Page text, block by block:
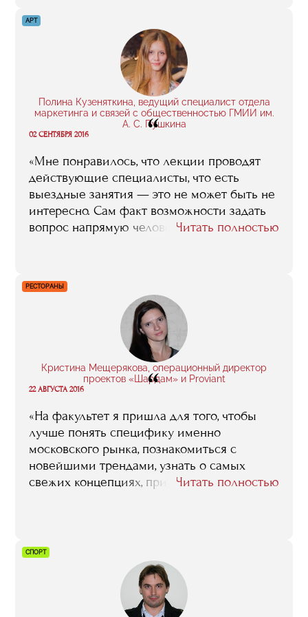
говорить, что за год я досконально изучил
все нюансы запуска интернет-проекта.
Но я точно могу сказать, что обучение
стало толчком в верном направлении.
Я стал лучше ориентироваться в этой
сфере: понял, как продвигать свои сервисы,
как работать с подрядчиками, как создавать
эффективную рекламу».
АРТ
Полина Кузеняткина, ведущий специалист отдела
маркетинга и связей с общественностью ГМИИ им.
А. С. Пушкина
“
02 СЕНТЯБРЯ 2016
«Мне понравилось, что лекции проводят
действующие специалисты, что есть
выездные занятия — это не может быть не
интересно. Сам факт возможности задать
вопрос напрямую человеку из индустрии
каждой давали задание, например,
посетить выставку, сделать обзор арт-
ярмарок, написать доклад, решить кейс.
Это помогает сразу влиться в работу».
Читать полностью
РЕСТОРАНЫ
Кристина Мещерякова, операционный директор
проектов «Шардам» и Proviant
“
22 АВГУСТА 2016
«На факультет я пришла для того, чтобы
лучше понять специфику именно
московского рынка, познакомиться с
новейшими трендами, узнать о самых
свежих концепциях, приобрести новые
четко понимала, что я от этого обучения
хочу, и что в результате буду иметь. Сейчас,
по прошествии времени, я могу сказать, что
мои ожидания целиком и полностью
Читать полностью
СПОРТ